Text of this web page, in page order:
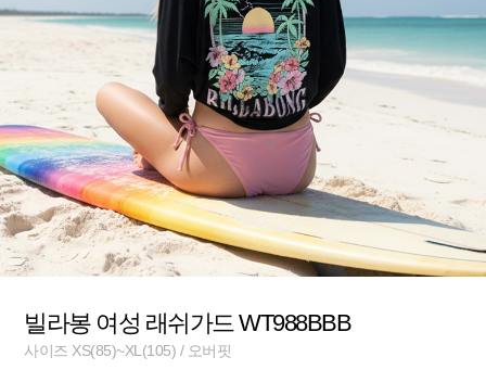
빌라봉 여성 래쉬가드 WT988BBB
사이즈 XS(85)~XL(105) / 오버핏